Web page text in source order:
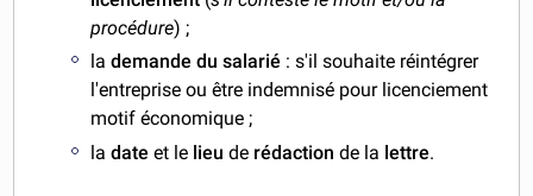
procédure) ;
lademande du salarié : s'il souhaite réintégrer
l'entreprise ou être indemnisé pour licenciement
motif économique ;
ladateet le lieude rédaction de la lettre.